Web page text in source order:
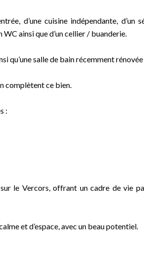
d’une cuisine indépendante, d’un
WC ainsi que d’un cellier / buanderie.
qu’une salle de bain récemment
complètent ce bien.
:
le Vercors, offrant un cadre de vie
et d’espace, avec un beau potentiel.